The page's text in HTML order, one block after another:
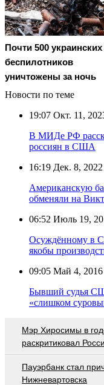
Почти 500 украинских
беспилотников
уничтожены за ночь
Новости по теме
19:07 Окт. 11,
В МИДе РФ
россиян в США
16:19 Дек. 8, 2022
Американскую
обменяли на
06:52 Июль 19,
Осуждённому в
якобы
09:05 Май 4, 2016
Бывший судья
«слишком
Мэр Хиросимы в
раскритиковал
Пауэрбанк стал
Нижневартовска